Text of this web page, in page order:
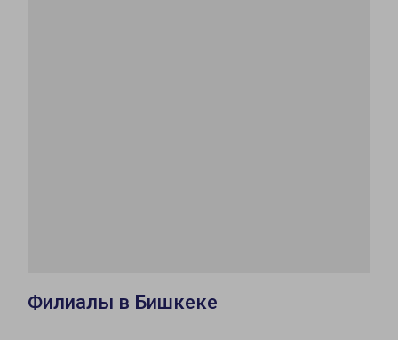
Филиалы в Бишкеке